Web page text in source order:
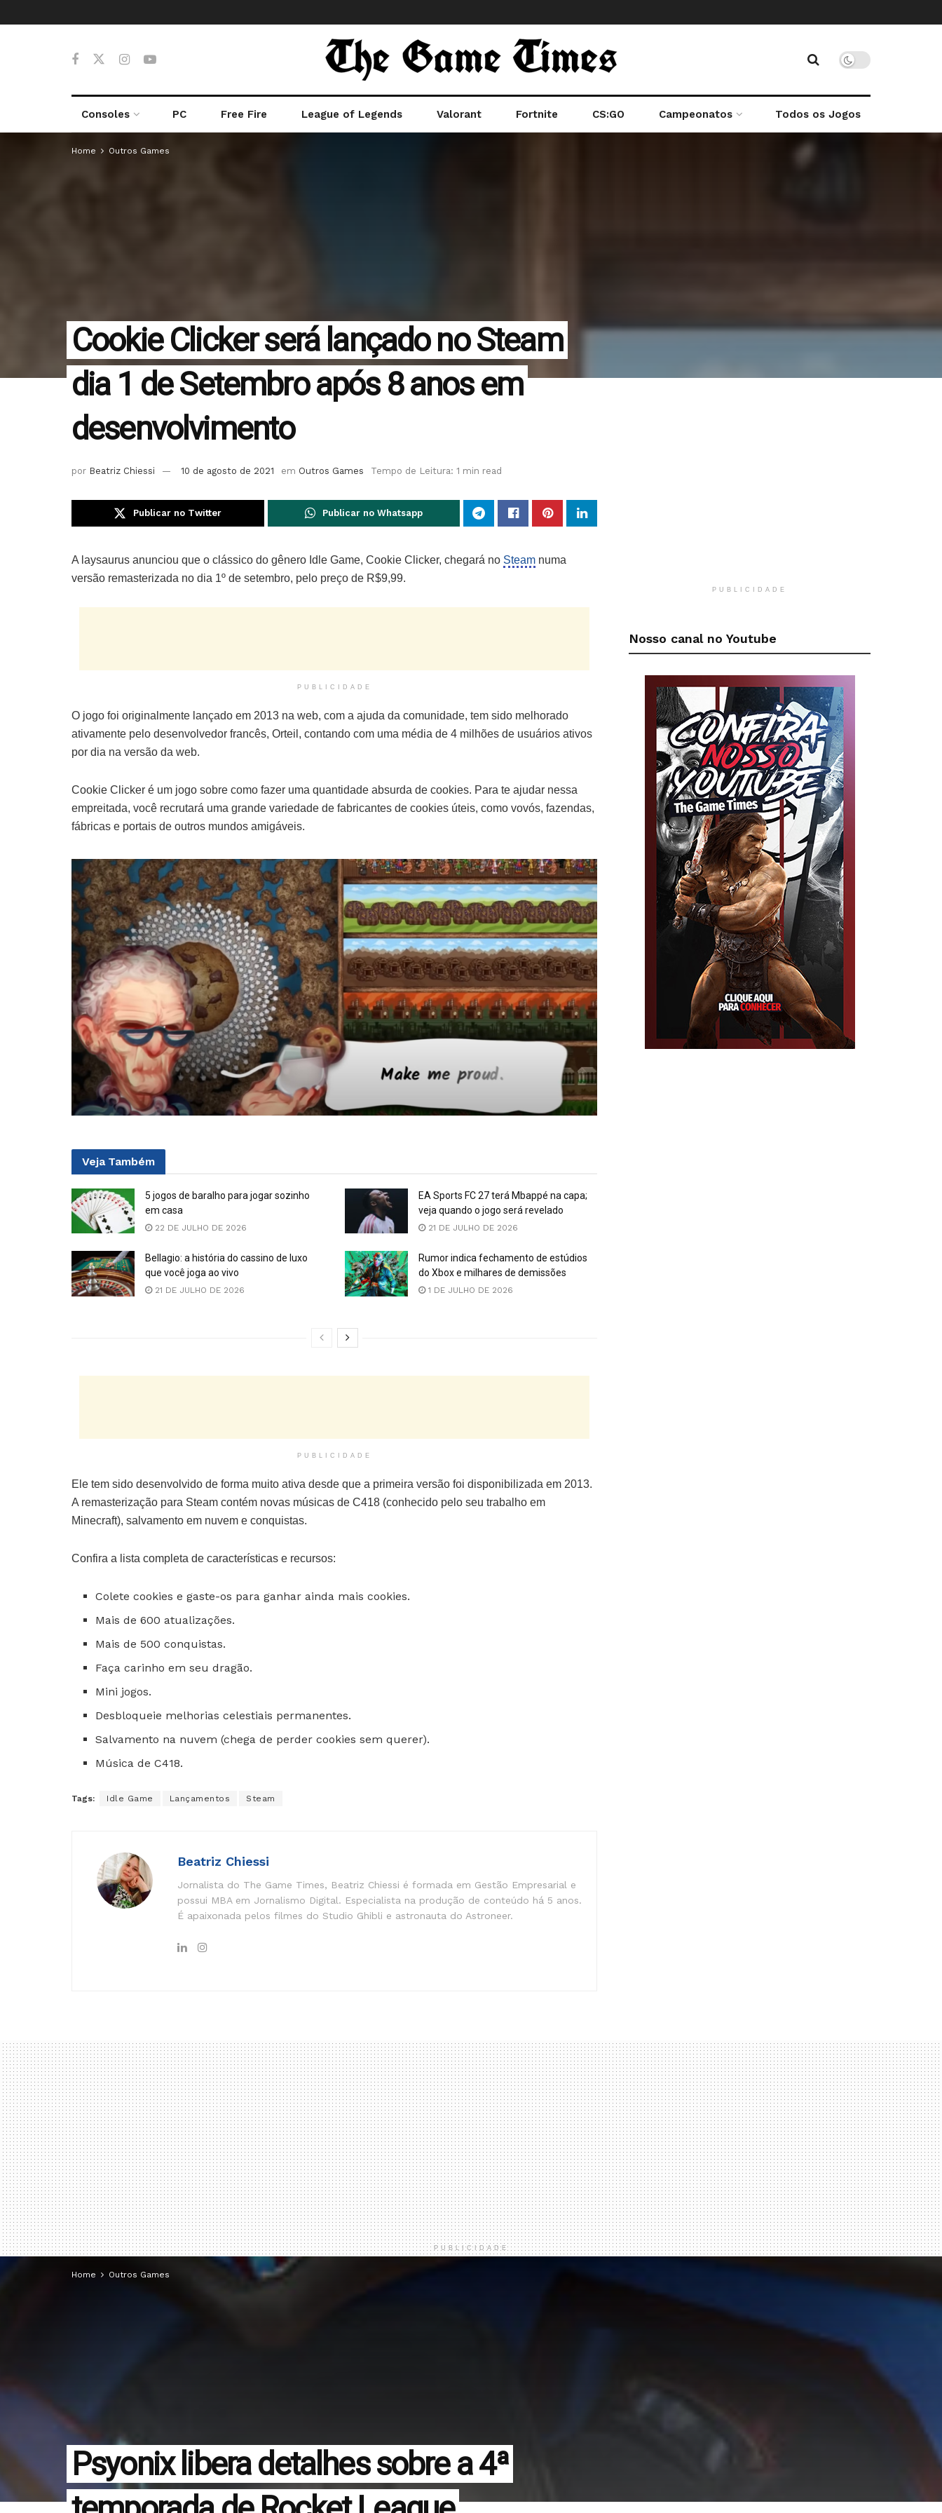
Consoles PC Free Fire League of Legends Valorant Fortnite CS:GO Campeonatos Todos os Jogos
Home Outros Games
Cookie Clicker será lançado no Steam
dia 1 de Setembro após 8 anos em
desenvolvimento
por Beatriz Chiessi 10 de agosto de 2021 em Outros Games Tempo de Leitura: 1 min read
Publicar no Twitter Publicar no Whatsapp
A laysaurus anunciou que o clássico do gênero Idle Game, Cookie Clicker, chegará no Steam numa
versão remasterizada no dia 1º de setembro, pelo preço de R$9,99.
PUBLICIDADE
O jogo foi originalmente lançado em 2013 na web, com a ajuda da comunidade, tem sido melhorado
ativamente pelo desenvolvedor francês, Orteil, contando com uma média de 4 milhões de usuários ativos
por dia na versão da web.
Cookie Clicker é um jogo sobre como fazer uma quantidade absurda de cookies. Para te ajudar nessa
empreitada, você recrutará uma grande variedade de fabricantes de cookies úteis, como vovós, fazendas,
fábricas e portais de outros mundos amigáveis.
Veja Também
5 jogos de baralho para jogar sozinho
em casa
22 DE JULHO DE 2026
EA Sports FC 27 terá Mbappé na capa;
veja quando o jogo será revelado
21 DE JULHO DE 2026
Bellagio: a história do cassino de luxo
que você joga ao vivo
21 DE JULHO DE 2026
Rumor indica fechamento de estúdios
do Xbox e milhares de demissões
1 DE JULHO DE 2026
PUBLICIDADE
Ele tem sido desenvolvido de forma muito ativa desde que a primeira versão foi disponibilizada em 2013.
A remasterização para Steam contém novas músicas de C418 (conhecido pelo seu trabalho em
Minecraft), salvamento em nuvem e conquistas.
Confira a lista completa de características e recursos:
Colete cookies e gaste-os para ganhar ainda mais cookies.
Mais de 600 atualizações.
Mais de 500 conquistas.
Faça carinho em seu dragão.
Mini jogos.
Desbloqueie melhorias celestiais permanentes.
Salvamento na nuvem (chega de perder cookies sem querer).
Música de C418.
Tags: Idle Game Lançamentos Steam
Beatriz Chiessi
Jornalista do The Game Times, Beatriz Chiessi é formada em Gestão Empresarial e
possui MBA em Jornalismo Digital. Especialista na produção de conteúdo há 5 anos.
É apaixonada pelos filmes do Studio Ghibli e astronauta do Astroneer.
PUBLICIDADE
Nosso canal no Youtube
PUBLICIDADE
Home Outros Games
Psyonix libera detalhes sobre a 4ª